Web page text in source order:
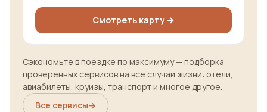
Смотреть карту →
Сэкономьте в поездке по максимуму — подборка
проверенных сервисов на все случаи жизни: отели,
авиабилеты, круизы, транспорт и многое другое.
Все сервисы→